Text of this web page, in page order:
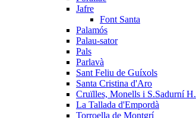
Jafre
Font Santa
Palamós
Palau-sator
Pals
Parlavà
Sant Feliu de Guíxols
Santa Cristina d'Aro
Cruïlles, Monells i S.Sadurní H.
La Tallada d'Empordà
Torroella de Montgrí